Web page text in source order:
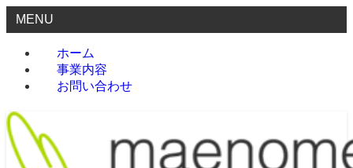
MENU
ホーム
事業内容
お問い合わせ